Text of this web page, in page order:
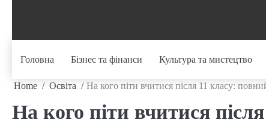
Головна Бізнес та фінанси Культура та мистецтво
Home Освіта На кого піти вчитися після 11 класу:
На кого піти вчитися